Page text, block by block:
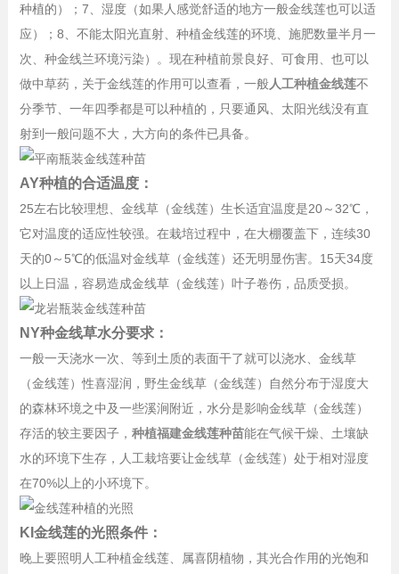
种植的）；7、湿度（如果人感觉舒适的地方一般金线莲也可以适
应）；8、不能太阳光直射、种植金线莲的环境、施肥数量半月一
次、种金线兰环境污染）。现在种植前景良好、可食用、也可以
做中草药，关于金线莲的作用可以查看，一般人工种植金线莲不
分季节、一年四季都是可以种植的，只要通风、太阳光线没有直
射到一般问题不大，大方向的条件已具备。
AY种植的合适温度：
25左右比较理想、金线草（金线莲）生长适宜温度是20～32℃，
它对温度的适应性较强。在栽培过程中，在大棚覆盖下，连续30
天的0～5℃的低温对金线草（金线莲）还无明显伤害。15天34度
以上日温，容易造成金线草（金线莲）叶子卷伤，品质受损。
NY种金线草水分要求：
一般一天浇水一次、等到土质的表面干了就可以浇水、金线草
（金线莲）性喜湿润，野生金线草（金线莲）自然分布于湿度大
的森林环境之中及一些溪涧附近，水分是影响金线草（金线莲）
存活的较主要因子， 种植福建金线莲种苗能在气候干燥、土壤缺
水的环境下生存，人工栽培要让金线草（金线莲）处于相对湿度
在70%以上的小环境下。
KI金线莲的光照条件：
晚上要照明人工种植金线莲、属喜阴植物，其光合作用的光饱和